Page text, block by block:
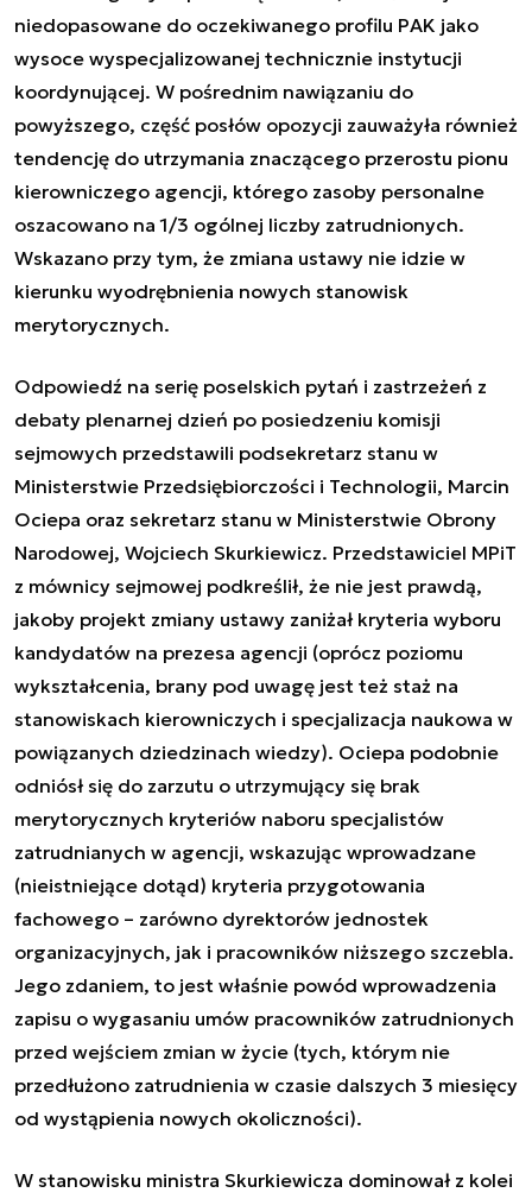
niedopasowane do oczekiwanego profilu PAK jako
wysoce wyspecjalizowanej technicznie instytucji
koordynującej. W pośrednim nawiązaniu do
powyższego, część posłów opozycji zauważyła również
tendencję do utrzymania znaczącego przerostu pionu
kierowniczego agencji, którego zasoby personalne
oszacowano na 1/3 ogólnej liczby zatrudnionych.
Wskazano przy tym, że zmiana ustawy nie idzie w
kierunku wyodrębnienia nowych stanowisk
merytorycznych.
Odpowiedź na serię poselskich pytań i zastrzeżeń z
debaty plenarnej dzień po posiedzeniu komisji
sejmowych przedstawili podsekretarz stanu w
Ministerstwie Przedsiębiorczości i Technologii, Marcin
Ociepa oraz sekretarz stanu w Ministerstwie Obrony
Narodowej, Wojciech Skurkiewicz. Przedstawiciel MPiT
z mównicy sejmowej podkreślił, że nie jest prawdą,
jakoby projekt zmiany ustawy zaniżał kryteria wyboru
kandydatów na prezesa agencji (oprócz poziomu
wykształcenia, brany pod uwagę jest też staż na
stanowiskach kierowniczych i specjalizacja naukowa w
powiązanych dziedzinach wiedzy). Ociepa podobnie
odniósł się do zarzutu o utrzymujący się brak
merytorycznych kryteriów naboru specjalistów
zatrudnianych w agencji, wskazując wprowadzane
(nieistniejące dotąd) kryteria przygotowania
fachowego – zarówno dyrektorów jednostek
organizacyjnych, jak i pracowników niższego szczebla.
Jego zdaniem, to jest właśnie powód wprowadzenia
zapisu o wygasaniu umów pracowników zatrudnionych
przed wejściem zmian w życie (tych, którym nie
przedłużono zatrudnienia w czasie dalszych 3 miesięcy
od wystąpienia nowych okoliczności).
W stanowisku ministra Skurkiewicza dominował z kolei